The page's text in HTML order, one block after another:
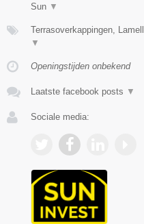
Sun ▼
Terrasoverkappingen,
▼
Openingstijden onbekend
Laatste facebook posts ▼
Sociale media: